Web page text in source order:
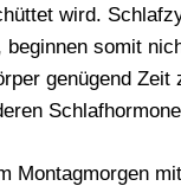
wird.
somit
genügend Zeit
Montagmorgen